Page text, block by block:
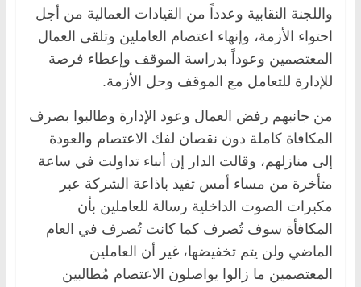
واللجنة النقابية وعدداً من القيادات العمالية من أجل
احتواء الأزمة، وإنهاء اعتصام العاملين وتلقى العمال
المعتصمين وعوداً بدراسة الموقف وإعطاء فرصة
للإدارة للتعامل مع الموقف وحل الأزمة.
من جانبهم رفض العمال وعود الإدارة وطالبوا بصرف
المكافاة كاملة دون نقصان لفك الاعتصام والعودة
إلى منازلهم، وقالت الدار إن أنباء تداولت في ساعة
متأخرة من مساء أمس تفيد باذاعة الشركة عبر
مكبرات الصوت الداخلية رسالة للعاملين بأن
المكافأة سوف تُصرف كما كانت تُصرف في العام
الماضي ولن يتم تخفيضها، غير أن العاملين
المعتصمين ما زالوا يواصلون الاعتصام مُطالبين